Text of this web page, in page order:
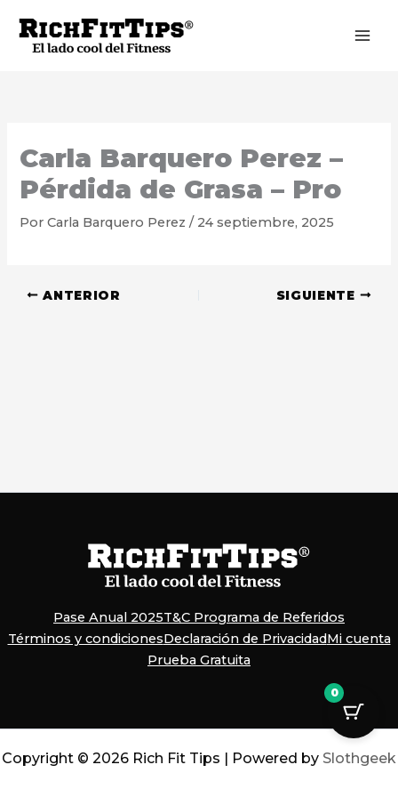
contenido
Carla Barquero Perez –
Pérdida de Grasa – Pro
PorCarla Barquero Perez/ 24 septiembre, 2025
ANTERIOR SIGUIENTE
Pase Anual 2025T&C Programa de Referidos
Términos y condicionesDeclaración de PrivacidadMi cuenta
Prueba Gratuita
Copyright © 2026 Rich Fit Tips | Powered by Slothgeek
0